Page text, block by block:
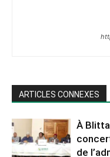
ARTICLES CONNEXES
À
de